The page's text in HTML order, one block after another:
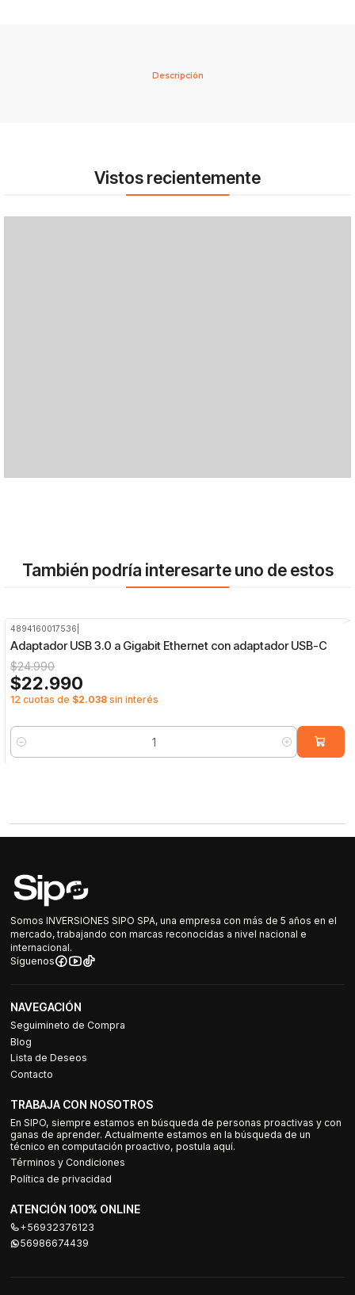
Descripción
Vistos recientemente
También podría interesarte uno de estos
4894160017536
Adaptador USB 3.0 a Gigabit Ethernet con adaptador USB-C
$24.990
$22.990
12 cuotas de $2.038 sin interés
Cantidad
Somos INVERSIONES SIPO SPA, una empresa con más de 5 años en el
mercado, trabajando con marcas reconocidas a nivel nacional e
internacional.
Síguenos
NAVEGACIÓN
Seguimineto de Compra
Blog
Lista de Deseos
Contacto
TRABAJA CON NOSOTROS
En SIPO, siempre estamos en búsqueda de personas proactivas y con
ganas de aprender. Actualmente estamos en la búsqueda de un
técnico en computación proactivo, postula aquí.
Términos y Condiciones
Política de privacidad
ATENCIÓN 100% ONLINE
+56932376123
56986674439